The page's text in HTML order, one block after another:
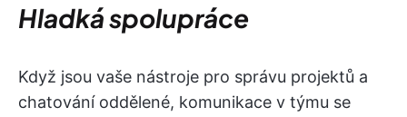
Hladká spolupráce
Když jsou vaše nástroje pro správu projektů a
chatování oddělené, komunikace v týmu se